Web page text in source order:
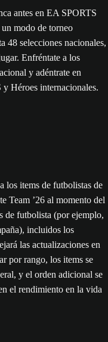
antes en EA SPORTS
modo de torneo
48 selecciones nacionales,
Enfréntate a los
y adéntrate en
Héroes internacionales.
los items de futbolistas de
Team ’26 al momento del
de futbolista (por ejemplo,
incluidos los
las actualizaciones en
por rango, los items se
y el orden adicional se
el rendimiento en la vida